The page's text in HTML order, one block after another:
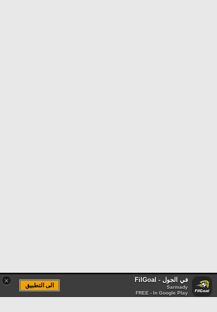
× في الجول - FilGoal
Sarmady
FREE - In Google Play
الى التطبيق